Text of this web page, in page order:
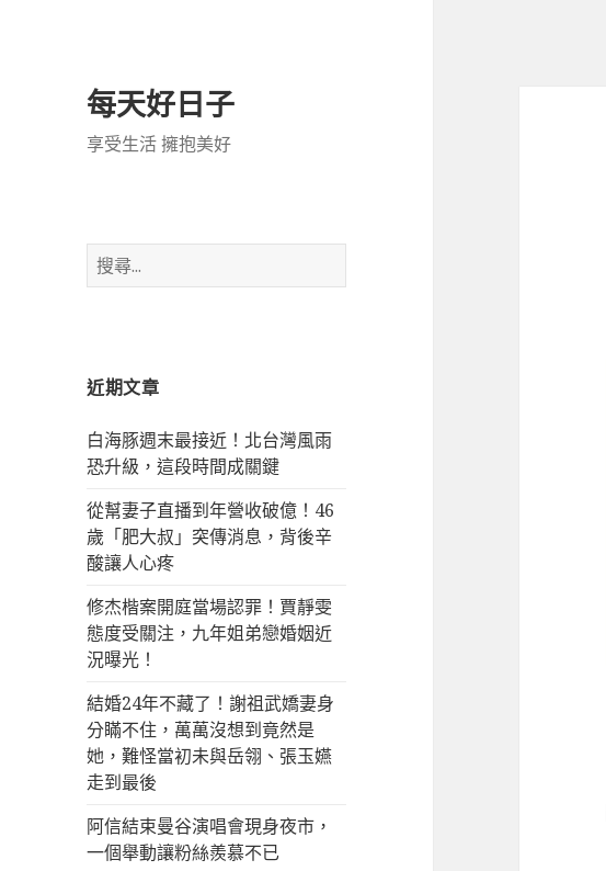
每天好日子
享受生活 擁抱美好
搜
尋
近期文章
白海豚週末最接近！北台灣風雨
恐升級，這段時間成關鍵
從幫妻子直播到年營收破億！46
歲「肥大叔」突傳消息，背後辛
酸讓人心疼
修杰楷案開庭當場認罪！賈靜雯
態度受關注，九年姐弟戀婚姻近
況曝光！
結婚24年不藏了！謝祖武嬌妻身
分瞞不住，萬萬沒想到竟然是
她，難怪當初未與岳翎、張玉嬿
走到最後
阿信結束曼谷演唱會現身夜市，
一個舉動讓粉絲羨慕不已